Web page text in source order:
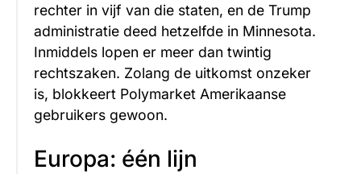
rechter in vijf van die staten, en de Trump
administratie deed hetzelfde in Minnesota.
Inmiddels lopen er meer dan twintig
rechtszaken. Zolang de uitkomst onzeker
is, blokkeert Polymarket Amerikaanse
gebruikers gewoon.
Europa: één lijn